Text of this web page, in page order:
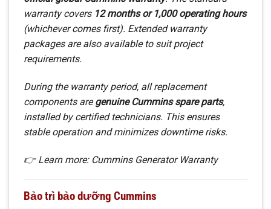
warranty covers 12 months or 1,000 operating hours
(whichever comes first). Extended warranty
packages are also available to suit project
requirements.
During the warranty period, all replacement
components aregenuine Cummins spare parts,
installed by certified technicians. This ensures
stable operation and minimizes downtime risks.
👉 Learn more: Cummins Generator Warranty
Bảo trì bảo dưỡng Cummins